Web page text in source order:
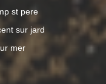
st pere
sur jard
mer